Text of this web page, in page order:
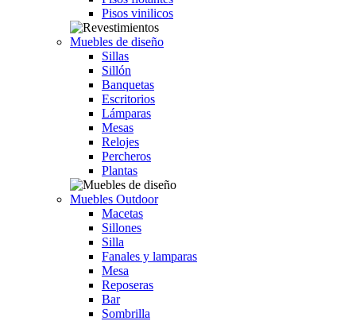
Pisos vinilicos
Muebles de diseño
Sillas
Sillón
Banquetas
Escritorios
Lámparas
Mesas
Relojes
Percheros
Plantas
Muebles Outdoor
Macetas
Sillones
Silla
Fanales y lamparas
Mesa
Reposeras
Bar
Sombrilla